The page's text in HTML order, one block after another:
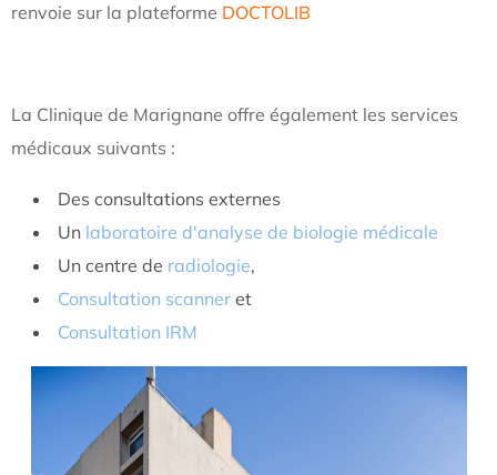
renvoie sur la plateforme DOCTOLIB
La Clinique de Marignane offre également les services
médicaux suivants :
Des consultations externes
Un laboratoire d'analyse de biologie médicale
Un centre de radiologie,
Consultation scanner et
Consultation IRM